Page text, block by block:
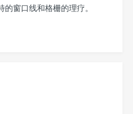
窗口线和格栅的理疗。